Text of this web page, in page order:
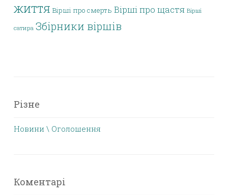
життя Вірші про смерть Вірші про щастя Вірші
сатира Збірники віршів
Різне
Новини \ Оголошення
Коментарі